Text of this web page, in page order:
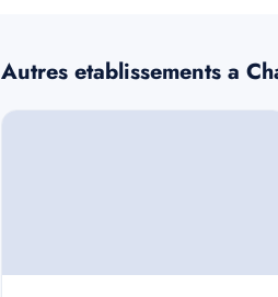
Autres etablissements a